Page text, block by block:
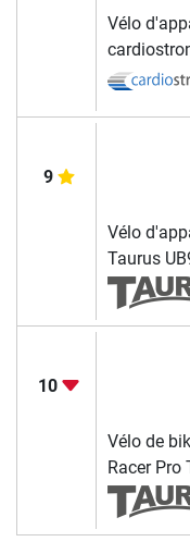
Vélo
9
Vélo
Taurus
10
Vélo de
Racer Pro